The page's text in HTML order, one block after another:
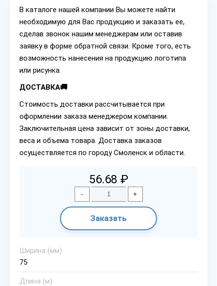
В каталоге нашей компании Вы можете найти
необходимую для Вас продукцию и заказать ее,
сделав звонок нашим менеджерам или оставив
заявку в форме обратной связи. Кроме того, есть
возможность нанесения на продукцию логотипа
или рисунка.
ДОСТАВКА🚚
Стоимость доставки рассчитывается при
оформлении заказа менеджером компании.
Заключительная цена зависит от зоны доставки,
веса и объема товара. Доставка заказов
осуществляется по городу Смоленск и области.
56.68 ₽
- +
Заказать
Ширина (мм)
75
Длина (м)